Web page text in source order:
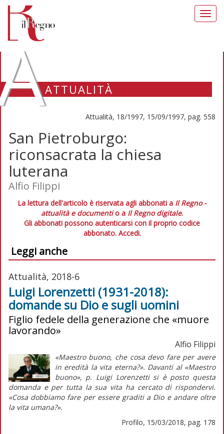
ATTUALITÀ
Attualità, 18/1997, 15/09/1997, pag. 558
San Pietroburgo:
riconsacrata la chiesa
luterana
Alfio Filippi
La lettura dell'articolo è riservata agli abbonati a Il Regno -
attualità e documentio a Il Regno digitale.
Gli abbonati possono autenticarsi con il proprio codice
abbonato. Accedi.
Leggi anche
Attualità, 2018-6
Luigi Lorenzetti (1931-2018):
domande su Dio e sugli uomini
Figlio fedele della generazione che «muore
lavorando»
Alfio Filippi
«Maestro buono, che cosa devo fare per avere
in eredità la vita eterna?». Davanti al «Maestro
buono», p. Luigi Lorenzetti si è posto questa
domanda e per tutta la sua vita ha cercato di rispondervi.
«Cosa dobbiamo fare per essere graditi a Dio e andare oltre
la vita umana?».
Profilo, 15/03/2018, pag. 178